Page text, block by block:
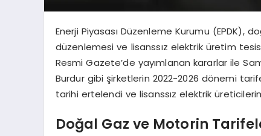
Enerji Piyasası Düzenleme Kurumu
düzenlemesi ve lisanssız elektrik üretim
Resmi Gazete’de yayımlanan kararlar ile
Burdur gibi şirketlerin 2022-2026 dönemi
tarihi ertelendi ve lisanssız elektrik
Doğal Gaz ve Motorin